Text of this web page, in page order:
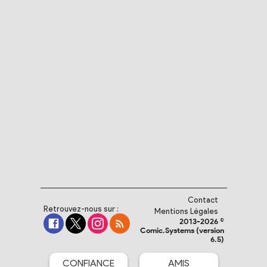
Retrouvez-nous sur :
Contact
Mentions Légales
2013-2026 ©
Comic.Systems (version
6.5)
CONFIANCE AMIS